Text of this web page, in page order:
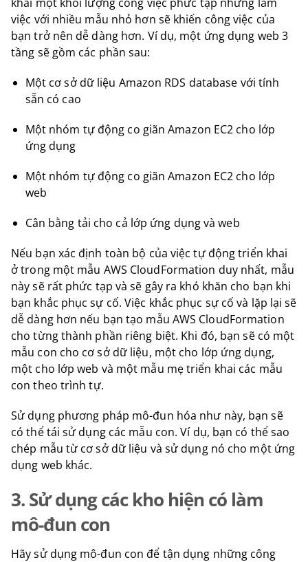
việc với nhiều mẫu nhỏ hơn sẽ khiến công việc của
bạn trở nên dễ dàng hơn. Ví dụ, một ứng dụng web 3
tầng sẽ gồm các phần sau:
Một cơ sở dữ liệu Amazon RDS database với tính
sẵn có cao
Một nhóm tự động co giãn Amazon EC2 cho lớp
ứng dụng
Một nhóm tự động co giãn Amazon EC2 cho lớp
web
Cân bằng tải cho cả lớp ứng dụng và web
Nếu bạn xác định toàn bộ của việc tự động triển khai
ở trong một mẫu AWS CloudFormation duy nhất, mẫu
này sẽ rất phức tạp và sẽ gây ra khó khăn cho bạn khi
bạn khắc phục sự cố. Việc khắc phục sự cố và lặp lại sẽ
dễ dàng hơn nếu bạn tạo mẫu AWS CloudFormation
cho từng thành phần riêng biệt. Khi đó, bạn sẽ có một
mẫu con cho cơ sở dữ liệu, một cho lớp ứng dụng,
một cho lớp web và một mẫu mẹ triển khai các mẫu
con theo trình tự.
Sử dụng phương pháp mô-đun hóa như này, bạn sẽ
có thể tái sử dụng các mẫu con. Ví dụ, bạn có thể sao
chép mẫu từ cơ sở dữ liệu và sử dụng nó cho một ứng
dụng web khác.
3. Sử dụng các kho hiện có làm
mô-đun con
Hãy sử dụng mô-đun con để tận dụng những công